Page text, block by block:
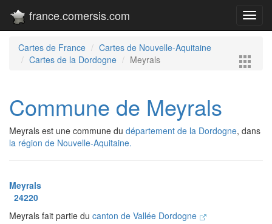
france.comersis.com
Cartes de France
Cartes de Nouvelle-Aquitaine
Cartes de la Dordogne
Meyrals
Commune de Meyrals
Meyrals est une commune du département de la Dordogne, dans
la région de Nouvelle-Aquitaine.
Meyrals
24220
Meyrals fait partie du canton de Vallée Dordogne